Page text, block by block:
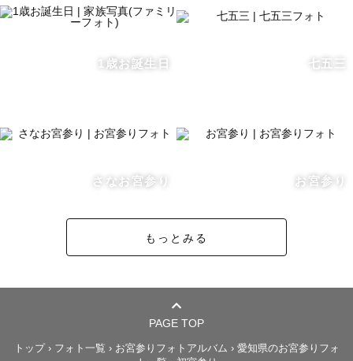
しています。 子供のかわいい姿を撮るだけではなく、そこ
の向こうにその家族の10年後、20年後先の姿を想像し、
家族の思い出や雰囲気をとらえた写真。写真を撮ることが
一緒に過ごしている家族のほうがたくさんあります。でも
技術がなければいい写真を残すのは難しいです。僕が撮影
一枚として残します。また、撮影後の編集でも一枚ずつ編
集し、より質の高いものにしています。
1歳お誕生日 七五三
さなお宮参り お宮参り
もっとみる
PAGE TOP
トップ› フォト一覧 › お宮参りフォトアルバム › 愛知県のお宮参りフォ